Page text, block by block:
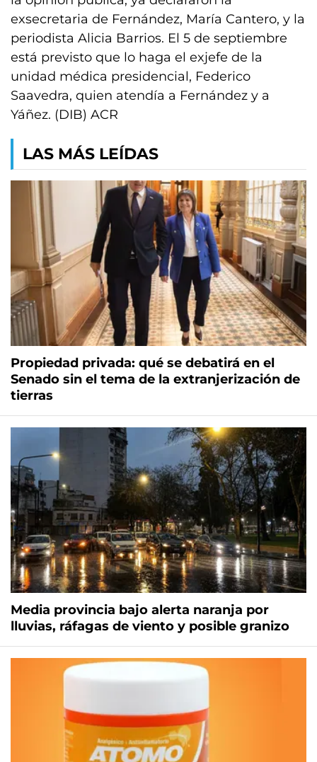
exsecretaria de Fernández, María Cantero, y la
periodista Alicia Barrios. El 5 de septiembre
está previsto que lo haga el exjefe de la
unidad médica presidencial, Federico
Saavedra, quien atendía a Fernández y a
Yáñez. (DIB) ACR
LAS MÁS LEÍDAS
Propiedad privada: qué se debatirá en el
Senado sin el tema de la extranjerización de
tierras
Media provincia bajo alerta naranja por
lluvias, ráfagas de viento y posible granizo